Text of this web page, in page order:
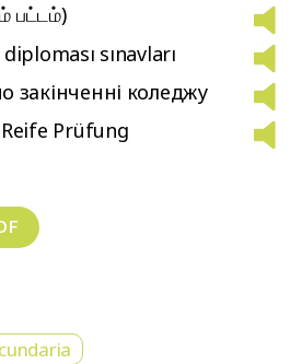
பட்டம்)
sınavları
закінченні коледжу
Prüfung